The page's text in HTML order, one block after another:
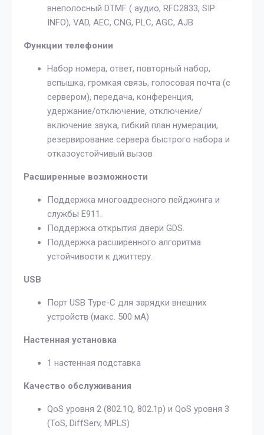
внеполосный DTMF ( аудио, RFC2833, SIP
INFO), VAD, AEC, CNG, PLC, AGC, AJB
Функции телефонии
Набор номера, ответ, повторный набор,
вспышка, громкая связь, голосовая почта (с
сервером), передача, конференция,
удержание/отключение, отключение/
включение звука, гибкий план нумерации,
резервирование сервера быстрого набора и
отказоустойчивый вызов
Расширенные возможности
Поддержка многоадресного пейджинга и
службы E911.
Поддержка открытия двери GDS.
Поддержка расширенного алгоритма
устойчивости к джиттеру.
USB
Порт USB Type-C для зарядки внешних
устройств (макс. 500 мА)
Настенная установка
1 настенная подставка
Качество обслуживания
QoS уровня 2 (802.1Q, 802.1p) и QoS уровня 3
(ToS, DiffServ, MPLS)